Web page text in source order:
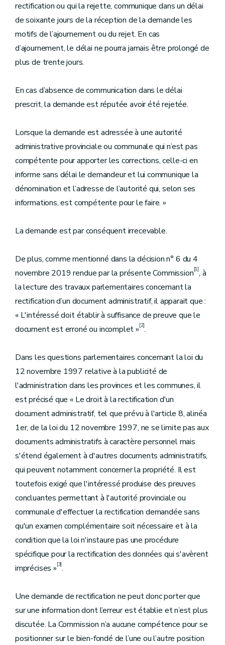
rectification ou qui la rejette, communique dans un délai
de soixante jours de la réception de la demande les
motifs de l’ajournement ou du rejet. En cas
d’ajournement, le délai ne pourra jamais être prolongé de
plus de trente jours.
En cas d’absence de communication dans le délai
prescrit, la demande est réputée avoir été rejetée.
Lorsque la demande est adressée à une autorité
administrative provinciale ou communale qui n’est pas
compétente pour apporter les corrections, celle-ci en
informe sans délai le demandeur et lui communique la
dénomination et l’adresse de l’autorité qui, selon ses
informations, est compétente pour le faire. »
La demande est par conséquent irrecevable.
De plus, comme mentionné dans la décision n° 6 du 4
novembre 2019 rendue par la présente Commission[1], à
la lecture des travaux parlementaires concernant la
rectification d’un document administratif, il apparait que :
« L'intéressé doit établir à suffisance de preuve que le
document est erroné ou incomplet »[2].
Dans les questions parlementaires concernant la loi du
12 novembre 1997 relative à la publicité de
l'administration dans les provinces et les communes, il
est précisé que « Le droit à la rectification d'un
document administratif, tel que prévu à l'article 8, alinéa
1er, de la loi du 12 novembre 1997, ne se limite pas aux
documents administratifs à caractère personnel mais
s'étend également à d'autres documents administratifs,
qui peuvent notamment concerner la propriété. Il est
toutefois exigé que l'intéressé produise des preuves
concluantes permettant à l'autorité provinciale ou
communale d'effectuer la rectification demandée sans
qu'un examen complémentaire soit nécessaire et à la
condition que la loi n'instaure pas une procédure
spécifique pour la rectification des données qui s'avèrent
imprécises »[3].
Une demande de rectification ne peut donc porter que
sur une information dont l’erreur est établie et n’est plus
discutée. La Commission n’a aucune compétence pour se
positionner sur le bien-fondé de l’une ou l’autre position